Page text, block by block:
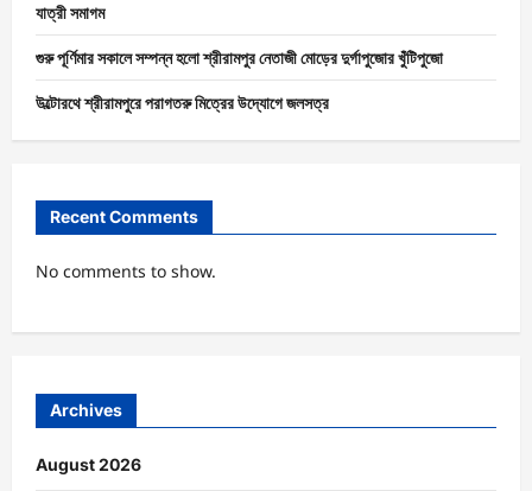
যাত্রী সমাগম
গুরু পূর্ণিমার সকালে সম্পন্ন হলো শ্রীরামপুর নেতাজী মোড়ের দুর্গাপুজোর খুঁটিপুজো
উল্টোরথে শ্রীরামপুরে পরাগতরু মিত্রের উদ্যোগে জলসত্র
Recent Comments
No comments to show.
Archives
August 2026